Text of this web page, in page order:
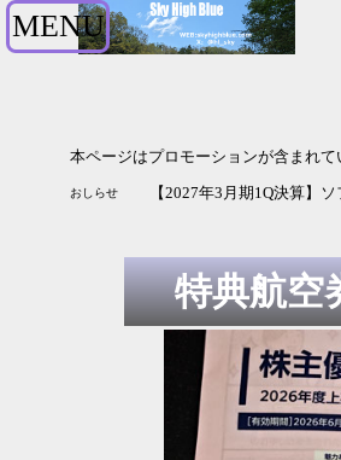
MENU
本ページはプロモーションが含まれて
おしらせ 【2027年3月期1Q決算】
特典航空